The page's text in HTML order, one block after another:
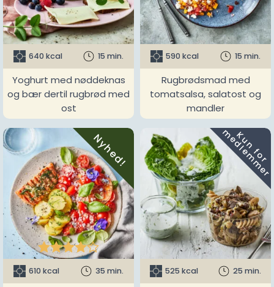
640 kcal 15 min.
Yoghurt med nøddeknas
og bær dertil rugbrød med
ost
590 kcal 15 min.
Rugbrødsmad med
tomatsalsa, salatost og
mandler
Nyhed!

610 kcal 35 min.
K
u
n
f
o
r
m
e
d
l
e
m
m
e
r
525 kcal 25 min.